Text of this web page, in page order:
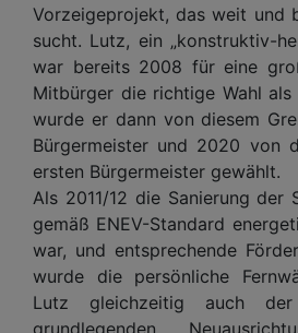
Vorzeigeprojekt, das weit und
sucht. Lutz, ein „konstruktiv-
war bereits 2008 für eine
Mitbürger die richtige Wahl als
wurde er dann von diesem
Bürgermeister und 2020 von
ersten Bürgermeister gewählt.
Als 2011/12 die Sanierung der
gemäß ENEV-Standard
war, und entsprechende
wurde die persönliche
Lutz gleichzeitig auch
grundlegenden